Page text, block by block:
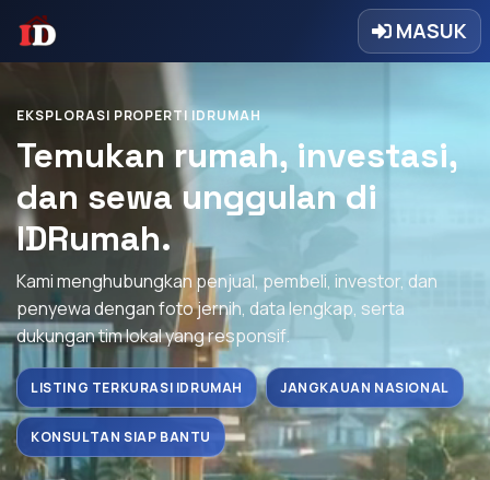
MASUK
EKSPLORASI PROPERTI IDRUMAH
Temukan rumah, investasi,
dan sewa unggulan di
IDRumah.
Kami menghubungkan penjual, pembeli, investor, dan
penyewa dengan foto jernih, data lengkap, serta
dukungan tim lokal yang responsif.
LISTING TERKURASI IDRUMAH JANGKAUAN NASIONAL
KONSULTAN SIAP BANTU